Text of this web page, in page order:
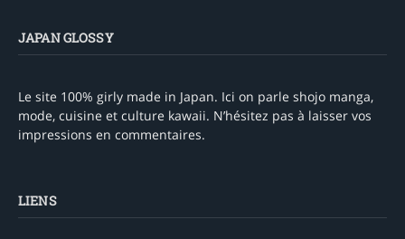
JAPAN GLOSSY
Le site 100% girly made in Japan. Ici on parle shojo manga,
mode, cuisine et culture kawaii. N’hésitez pas à laisser vos
impressions en commentaires.
LIENS